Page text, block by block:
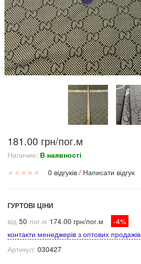
181.00 грн/пог.м
Наличие: В наявності
★ ★ ★ ★ ★ 0 відгуків / Написати відгук
ГУРТОВІ ЦІНИ
від 50 пог.м 174.00 грн/пог.м
-4%
контакти менеджерів з оптових продажів
Артикул: 030427